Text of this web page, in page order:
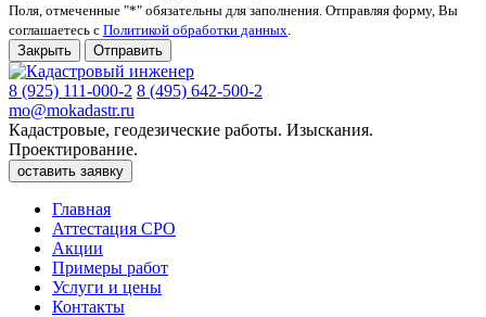
Поля, отмеченные "*" обязательны для заполнения. Отправляя форму, Вы
соглашаетесь с Политикой обработки данных
Закрыть
Отправить
8 (925) 111-000-2 8 (495) 642-500-2
mo@mokadastr.ru
Кадастровые, геодезические работы. Изыскания.
Проектирование.
оставить заявку
Главная
Аттестация СРО
Акции
Примеры работ
Услуги и цены
Контакты